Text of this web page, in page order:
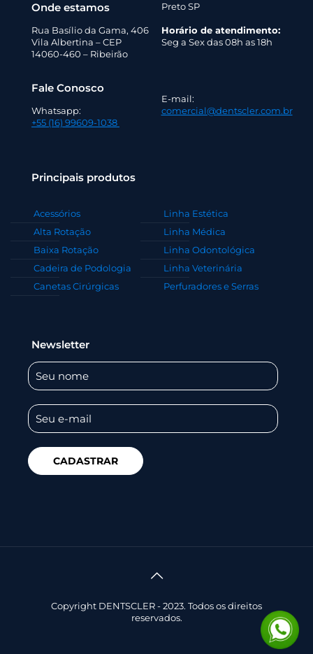
Onde estamos
Rua Basílio da Gama, 406
Vila Albertina – CEP
14060-460 – Ribeirão
Preto SP
Horário de atendimento:
Seg a Sex das 08h as 18h
Fale Conosco
Whatsapp:
+55 (16) 99609-1038
E-mail:
comercial@dentscler.com.br
Principais produtos
Acessórios
Alta Rotação
Baixa Rotação
Cadeira de Podologia
Canetas Cirúrgicas
Linha Estética
Linha Médica
Linha Odontológica
Linha Veterinária
Perfuradores e Serras
Newsletter
Copyright DENTSCLER - 2023. Todos os direitos
reservados.